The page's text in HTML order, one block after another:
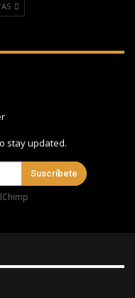
stay updated.
Suscríbete